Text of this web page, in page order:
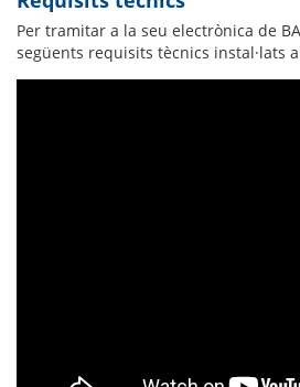
Per tramitar a la seu electrònica de
següents requisits tècnics instal·lats